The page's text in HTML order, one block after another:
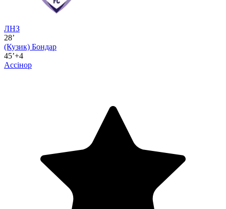
ЛНЗ
28’
(Кузик) Бондар
45’+4
Ассінор